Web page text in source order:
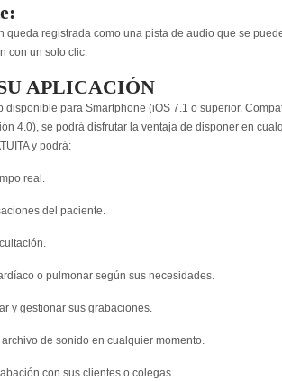
queda registrada como una pista de audio que se
con un solo clic.
APLICACIÓN
disponible para Smartphone (iOS 7.1 o superior.
4.0), se podrá disfrutar la ventaja de disponer en
y podrá:
real.
del paciente.
o pulmonar según sus necesidades.
y gestionar sus grabaciones.
de sonido en cualquier momento.
con sus clientes o colegas.